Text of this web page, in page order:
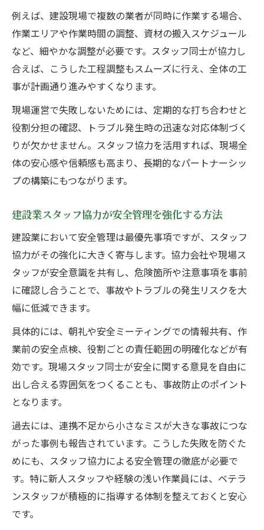
例えば、建設現場で複数の業者が同時に作業する場合、
作業エリアや作業時間の調整、資材の搬入スケジュール
など、細やかな調整が必要です。スタッフ同士が協力し
合えば、こうした工程調整もスムーズに行え、全体の工
事が計画通り進みやすくなります。
現場運営で失敗しないためには、定期的な打ち合わせと
役割分担の確認、トラブル発生時の迅速な対応体制づく
りが欠かせません。スタッフ協力を活用すれば、現場全
体の安心感や信頼感も高まり、長期的なパートナーシッ
プの構築にもつながります。
建設業スタッフ協力が安全管理を強化する方法
建設業において安全管理は最優先事項ですが、スタッフ
協力がその強化に大きく寄与します。協力会社や現場ス
タッフが安全意識を共有し、危険箇所や注意事項を事前
に確認し合うことで、事故やトラブルの発生リスクを大
幅に低減できます。
具体的には、朝礼や安全ミーティングでの情報共有、作
業前の安全点検、役割ごとの責任範囲の明確化などが有
効です。現場スタッフ同士が安全に関する意見を自由に
出し合える雰囲気をつくることも、事故防止のポイント
となります。
過去には、連携不足から小さなミスが大きな事故につな
がった事例も報告されています。こうした失敗を防ぐた
めにも、スタッフ協力による安全管理の徹底が必要で
す。特に新人スタッフや経験の浅い作業員には、ベテラ
ンスタッフが積極的に指導する体制を整えておくと安心
です。